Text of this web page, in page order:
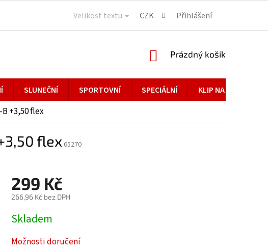
Velikost textu CZK Přihlášení
NÁKUPNÍ
Prázdný košík
SLUNEČNÍ SPORTOVNÍ SPECIÁLNÍ KLIP NA BRÝLE
+3,50 flex
flex 65270
299 Kč
266,96 Kč bez DPH
Měrná
cena:
Skladem
Možnosti doručení